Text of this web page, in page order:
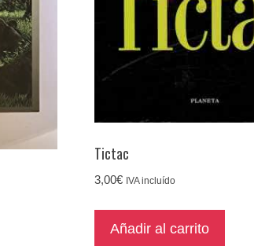
Tictac
3,00€ IVA incluído
Añadir al carrito